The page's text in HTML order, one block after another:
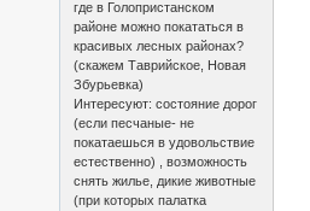
где в Голопристанском
районе можно покататься в
красивых лесных районах?
(скажем Таврийское, Новая
Збурьевка)
Интересуют: состояние дорог
(если песчаные- не
покатаешься в удовольствие
естественно) , возможность
снять жилье, дикие животные
(при которых палатка